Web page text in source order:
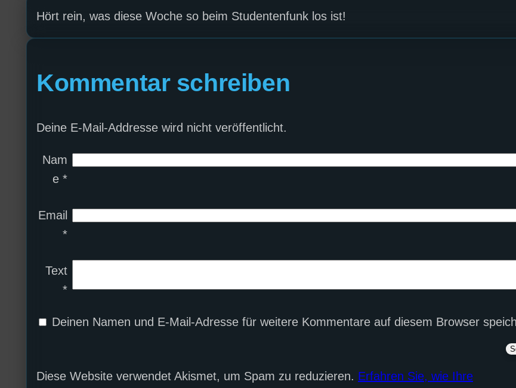
Hört rein, was diese Woche so beim Studentenfunk los ist!
Kommentar schreiben
Deine E-Mail-Addresse wird nicht veröffentlicht.
Nam
e *
Email
*
Text
*
Deinen Namen und E-Mail-Adresse für weitere Kommentare auf diesem Browser
Diese Website verwendet Akismet, um Spam zu reduzieren. Erfahren Sie, wie Ihre